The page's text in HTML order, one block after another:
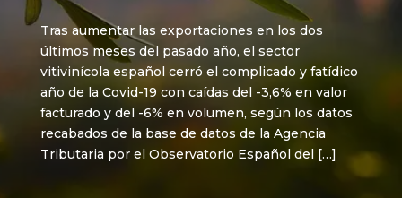
Tras aumentar las exportaciones en los dos
últimos meses del pasado año, el sector
vitivinícola español cerró el complicado y fatídico
año de la Covid-19 con caídas del -3,6% en valor
facturado y del -6% en volumen, según los datos
recabados de la base de datos de la Agencia
Tributaria por el Observatorio Español del […]